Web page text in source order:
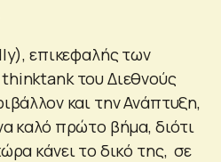
επικεφαλής των
του Διεθνούς
και την Ανάπτυξη,
καλό πρώτο βήμα, διότι
κάνει το δικό της, σε